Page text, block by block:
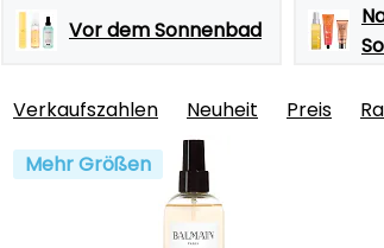
Vor dem Sonnenbad
Verkaufszahlen Neuheit Preis
Mehr Größen